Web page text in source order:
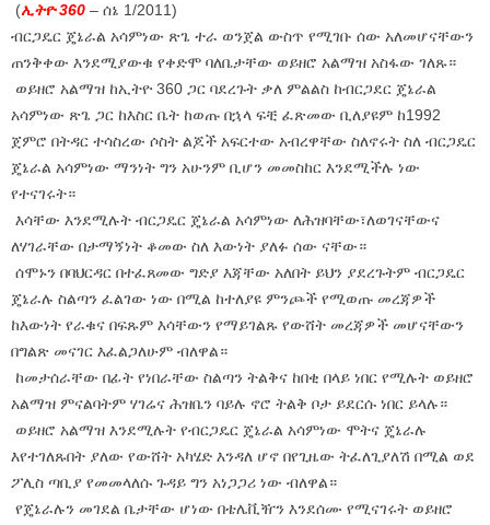
(ኢትዮ 360 – ሰኔ 1/2011)
ብርጋዴር ጄኔራል አሳምነው ጽጌ ተራ ወንጀል ውስጥ የሚገቡ ሰው አለመሆናቸውን
ጠንቅቀው እንደሚያውቁ የቀድሞ ባለቤታቸው ወይዘሮ አልማዝ አስፋው ገለጹ።
ወይዘሮ አልማዝ ከኢትዮ 360 ጋር ባደረጉት ቃለ ምልልስ ከብርጋደር ጄኔራል
አሳምነው ጽጌ ጋር ከእስር ቤት ከወጡ በኋላ ፍቺ ፈጽመው ቢለያዩም ከ1992
ጀምሮ በትዳር ተሳስረው ሶስት ልጆች አፍርተው አብረዋቸው ስለኖሩት ስለ ብርጋዴር
ጄኔራል አሳምነው ማንነት ግን አሁንም ቢሆን መመስከር እንደሚችሉ ነው
የተናገሩት።
እሳቸው እንደሚሉት ብርጋዴር ጄኔራል አሳምነው ለሕዝባቸው፣ለወገናቸውና
ለሃገራቸው በታማኝነት ቆመው ስለ እውነት ያለፉ ሰው ናቸው።
ሰሞኑን በባህርዳር በተፈጸመው ግድያ እጃቸው አለበት ይህን ያደረጉትም ብርጋዴር
ጄኔራሉ ስልጣን ፈልገው ነው በሚል ከተለያዩ ምንጮች የሚወጡ መረጃዎች
ከእውነት የራቁና በፍጹም እሳቸውን የማይገልጹ የውሸት መረጃዎች መሆናቸውን
በግልጽ መናገር እፈልጋለሁም ብለዋል።
ከመታሰራቸው በፊት የነበራቸው ስልጣን ትልቅና ከበቂ በላይ ነበር የሚሉት ወይዘሮ
አልማዝ ምናልባትም ሃገሬና ሕዝቤን ባይሉ ኖሮ ትልቅ ቦታ ይደርሱ ነበር ይላሉ።
ወይዘሮ አልማዝ እንደሚሉት የብርጋዴር ጄኔራል አሳምነው ሞትና ጄኔራሉ
እየተገለጹበት ያለው የውሸት አካሄድ እንዳለ ሆኖ በየጊዜው ትፈለጊያለሽ በሚል ወደ
ፖሊስ ጣቢያ የመመላለሱ ጉዳይ ግን አነጋጋሪ ነው ብለዋል።
የጄኔራሉን መገደል ቤታቸው ሆነው በቴሌቪዥን እንደሰሙ የሚናገሩት ወይዘሮ